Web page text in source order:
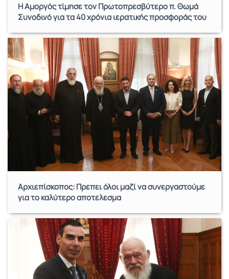
Η Αμοργός τίμησε τον Πρωτοπρεσβύτερο π. Θωμά
Συνοδινό για τα 40 χρόνια ιερατικής προσφοράς του
Αρχιεπίσκοπος: Πρέπει όλοι μαζί να συνεργαστούμε
για το καλύτερο αποτέλεσμα